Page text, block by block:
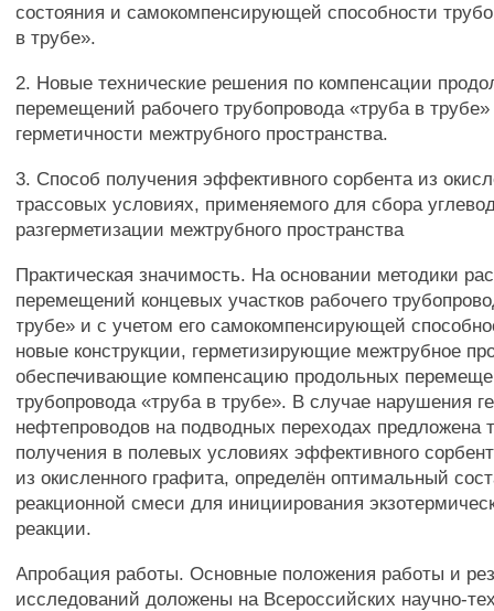
состояния и самокомпенсирующей способности
в трубе».
2. Новые технические решения по компенсации
перемещений рабочего трубопровода «труба в
герметичности межтрубного пространства.
3. Способ получения эффективного сорбента из
трассовых условиях, применяемого для сбора
разгерметизации межтрубного пространства
Практическая значимость. На основании методики
перемещений концевых участков рабочего
трубе» и с учетом его самокомпенсирующей
новые конструкции, герметизирующие межтрубное
обеспечивающие компенсацию продольных
трубопровода «труба в трубе». В случае нарушения
нефтепроводов на подводных переходах предложена
получения в полевых условиях эффективного
из окисленного графита, определён оптимальный
реакционной смеси для инициирования
реакции.
Апробация работы. Основные положения работы и
исследований доложены на Всероссийских научно-